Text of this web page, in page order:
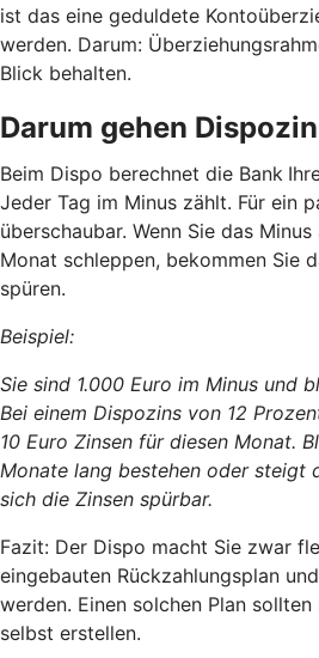
ist das eine geduldete
werden. Darum:
Blick behalten.
Darum gehen
Beim Dispo berechnet die Bank
Jeder Tag im Minus zählt. Für ein
überschaubar. Wenn Sie das
Monat schleppen, bekommen Sie
spüren.
Beispiel:
Sie sind 1.000 Euro im Minus und
Bei einem Dispozins von 12
10 Euro Zinsen für diesen Monat.
Monate lang bestehen oder steigt
sich die Zinsen spürbar.
Fazit: Der Dispo macht Sie zwar
eingebauten Rückzahlungsplan
werden. Einen solchen Plan
selbst erstellen.